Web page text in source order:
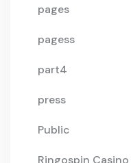
pages
pagess
part4
press
Public
Ringospin Casino